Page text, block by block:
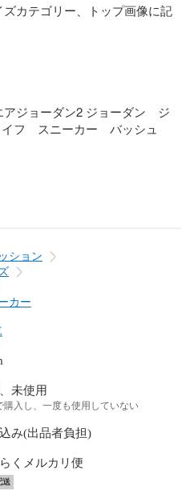
カテゴリー、トップ画像に記
ジョーダン2 ジョーダン　ジ
フ　スニーカー　バッシュ
ション
カー
未使用
購入し、一度も使用していない
み(出品者負担)
くメルカリ便
送